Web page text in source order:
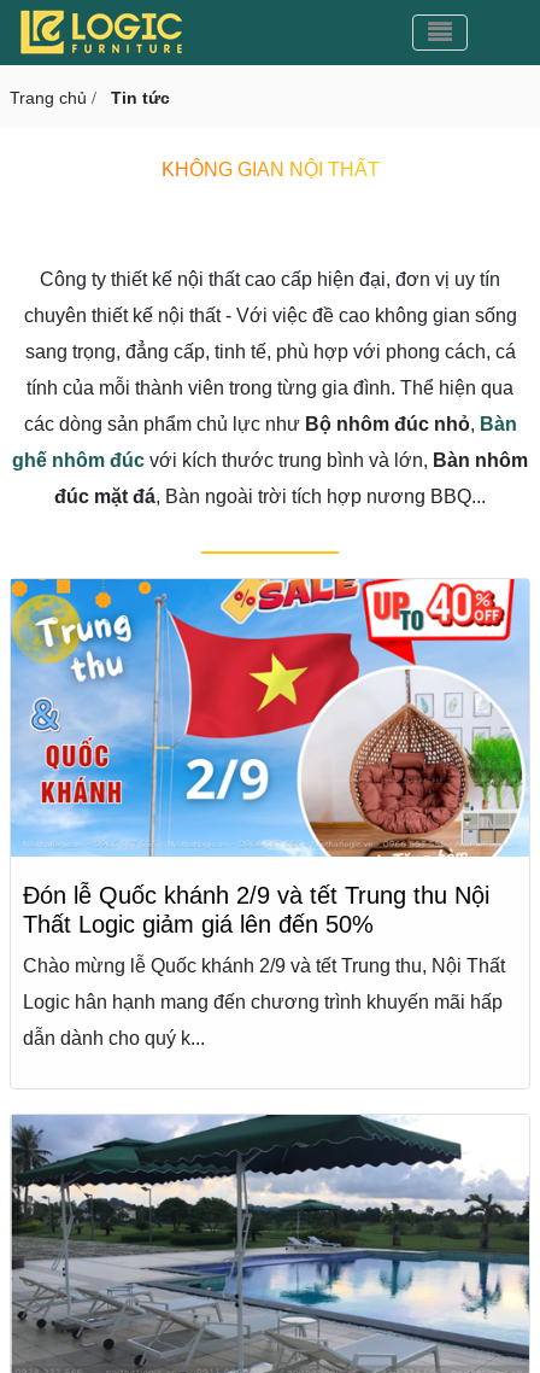
Toggle navigation
CMS v3.0 Toggle
Trang chủ / Tin tức
KHÔNG GIAN NỘI THẤT
Công ty thiết kế nội thất cao cấp hiện đại, đơn vị uy tín
chuyên thiết kế nội thất - Với việc đề cao không gian sống
sang trọng, đẳng cấp, tinh tế, phù hợp với phong cách, cá
tính của mỗi thành viên trong từng gia đình. Thể hiện qua
các dòng sản phẩm chủ lực như Bộ nhôm đúc nhỏ, Bàn
ghế nhôm đúc với kích thước trung bình và lớn, Bàn nhôm
đúc mặt đá, Bàn ngoài trời tích hợp nương BBQ...
Đón lễ Quốc khánh 2/9 và tết Trung thu Nội
Thất Logic giảm giá lên đến 50%
Chào mừng lễ Quốc khánh 2/9 và tết Trung thu, Nội Thất
Logic hân hạnh mang đến chương trình khuyến mãi hấp
dẫn dành cho quý k...